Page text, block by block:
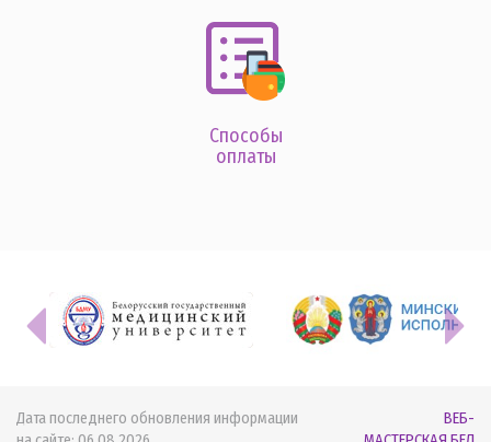
Способы
оплаты
Дата последнего обновления информации
ВЕБ-